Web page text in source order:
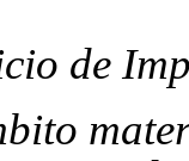
de